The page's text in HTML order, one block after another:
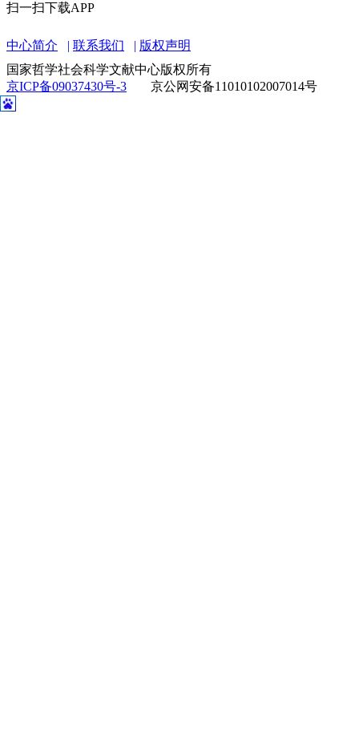
扫一扫下载APP
中心简介 联系我们
版权声明
国家哲学社会科学文献中心版权所有
京ICP备09037430号-3
京公网安备11010102007014号